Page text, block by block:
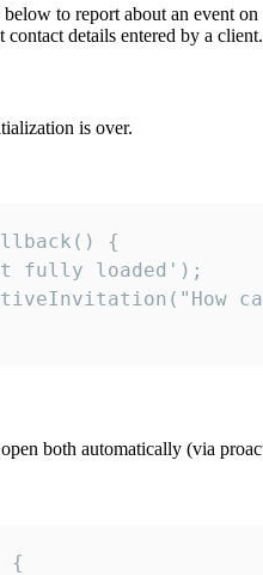
to report about an event
details entered by a client.
is over.
{
fully loaded');
both automatically (via
{